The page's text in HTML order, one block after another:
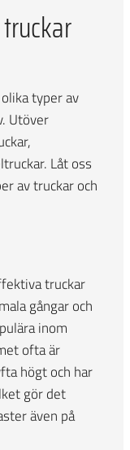
typer av
Utöver
Låt oss
av truckar och
truckar
gångar och
inom
ofta är
högt och har
gör det
även på